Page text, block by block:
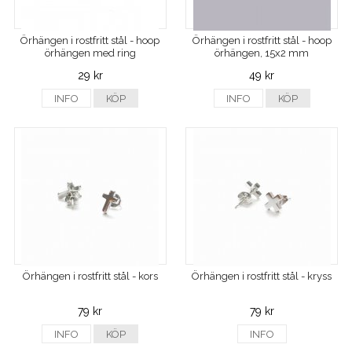
Örhängen i rostfritt stål - hoop
örhängen med ring
29 kr
INFO KÖP
Örhängen i rostfritt stål - hoop
örhängen, 15x2 mm
49 kr
INFO KÖP
Örhängen i rostfritt stål - kors
79 kr
INFO KÖP
Örhängen i rostfritt stål - kryss
79 kr
INFO